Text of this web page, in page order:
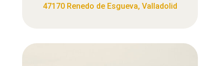
47170 Renedo de Esgueva, Valladolid